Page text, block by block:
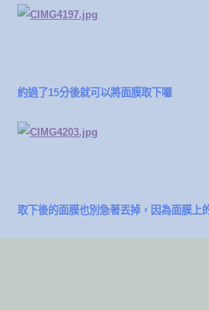
約過了15分後就可以將面膜取下囉
取下後的面膜也別急著丟掉，因為面膜上